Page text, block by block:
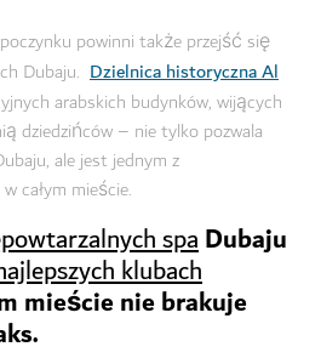
powinni także przejść się
Dubaju. Dzielnica historyczna Al
arabskich budynków, wijących
dziedzińców – nie tylko pozwala
ale jest jednym z
całym mieście.
spaDubaju
klubach
mieście nie brakuje